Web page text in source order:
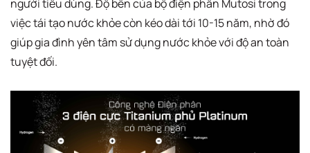
người tiêu dùng. Độ bền của bộ điện phân Mutosi trong
việc tái tạo nước khỏe còn kéo dài tới 10-15 năm, nhờ đó
giúp gia đình yên tâm sử dụng nước khỏe với độ an toàn
tuyệt đối.